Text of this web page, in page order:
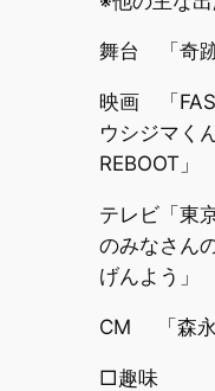
舞台 「奇跡
映画 「
ウシジマく
REBOOT」
テレビ「東
のみなさん
げんよう」
CM 「森永
□趣味